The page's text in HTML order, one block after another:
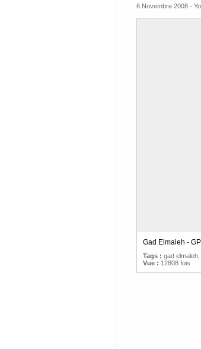
6 Novembre 2008 -
Gad Elmaleh -
Tags : gad elmaleh,
Vue : 12808 fois